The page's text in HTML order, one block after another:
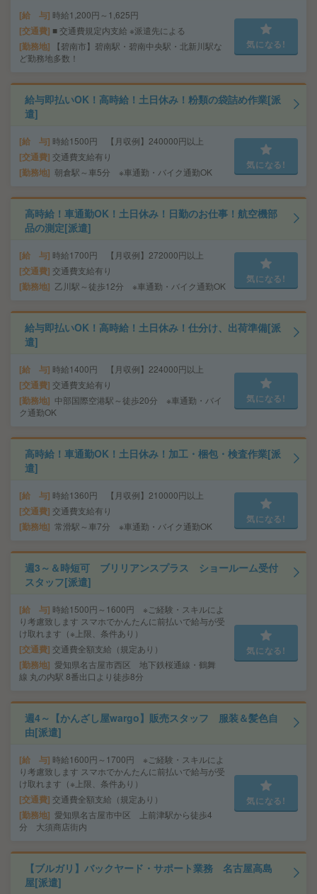
給 与 時給1,200円～1,625円
交通費 ■ 交通費規定内支給 ※派遣先による
勤務地
【碧南市】碧南駅・碧南中央駅・北新川駅な
ど勤務地多数！
気になる!
給与即払いOK！高時給！土日休み！粉類の袋詰め作業[派
遣]
給 与 時給1500円 【月収例】240000円以上
交通費 交通費支給有り
勤務地 朝倉駅～車5分 ※車通勤・バイク通勤OK
気になる!
高時給！車通勤OK！土日休み！日勤のお仕事！航空機部
品の測定[派遣]
給 与 時給1700円 【月収例】272000円以上
交通費 交通費支給有り
勤務地 乙川駅～徒歩12分 ※車通勤・バイク通勤OK
気になる!
給与即払いOK！高時給！土日休み！仕分け、出荷準備[派
遣]
給 与 時給1400円 【月収例】224000円以上
交通費 交通費支給有り
勤務地
中部国際空港駅～徒歩20分 ※車通勤・バイ
ク通勤OK
気になる!
高時給！車通勤OK！土日休み！加工・梱包・検査作業[派
遣]
給 与 時給1360円 【月収例】210000円以上
交通費 交通費支給有り
勤務地 常滑駅～車7分 ※車通勤・バイク通勤OK
気になる!
週3～＆時短可 ブリリアンスプラス ショールーム受付
スタッフ[派遣]
給 与 時給1500円～1600円 ※ご経験・スキルによ
り考慮致します スマホでかんたんに前払いで給与が受
け取れます（※上限、条件あり）
交通費 交通費全額支給（規定あり）
勤務地 愛知県名古屋市西区 地下鉄桜通線・鶴舞
線 丸の内駅 8番出口より徒歩8分
気になる!
週4～【かんざし屋wargo】販売スタッフ 服装＆髪色自
由[派遣]
給 与 時給1600円～1700円 ※ご経験・スキルによ
り考慮致します スマホでかんたんに前払いで給与が受
け取れます（※上限、条件あり）
交通費 交通費全額支給（規定あり）
勤務地 愛知県名古屋市中区 上前津駅から徒歩4
分 大須商店街内
気になる!
【ブルガリ】バックヤード・サポート業務 名古屋高島
屋[派遣]